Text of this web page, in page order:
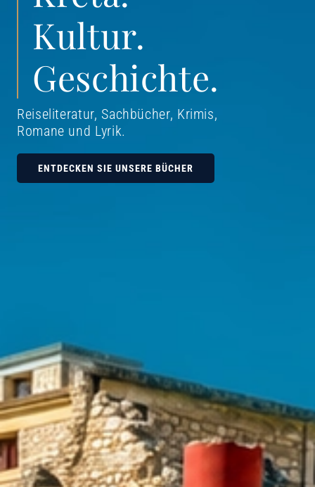
Kultur.
Geschichte.
Reiseliteratur, Sachbücher, Krimis,
Romane und Lyrik.
ENTDECKEN SIE UNSERE BÜCHER